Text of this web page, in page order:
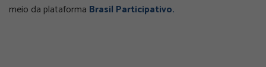
meio da plataforma Brasil Participativo.